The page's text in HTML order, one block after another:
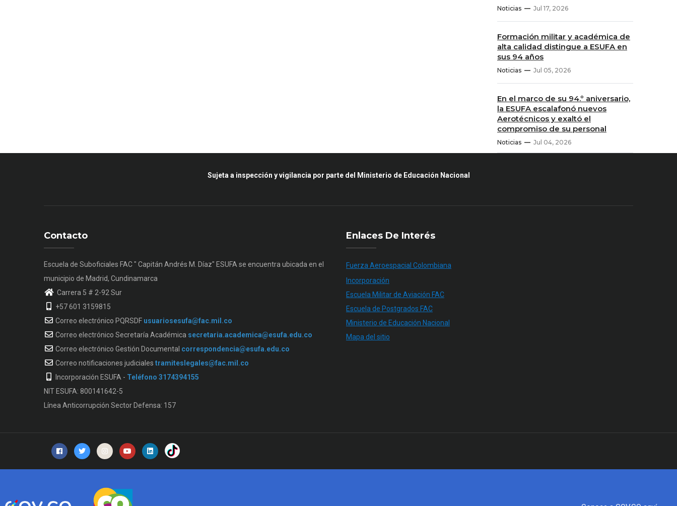
Noticias Jul 17, 2026
Formación militar y académica de
alta calidad distingue a ESUFA en
sus 94 años
Noticias Jul 05, 2026
En el marco de su 94.º aniversario,
la ESUFA escalafonó nuevos
Aerotécnicos y exaltó el
compromiso de su personal
Noticias Jul 04, 2026
Sujeta a inspección y vigilancia por parte del Ministerio de Educación Nacional
Contacto
Escuela de Suboficiales FAC " Capitán Andrés M. Díaz" ESUFA se encuentra ubicada en el
municipio de Madrid, Cundinamarca
Carrera 5 # 2-92 Sur
+57 601 3159815
Correo electrónico PQRSDF usuariosesufa@fac.mil.co
Correo electrónico Secretaría Académica secretaria.academica@esufa.edu.co
Correo electrónico Gestión Documental correspondencia@esufa.edu.co
Correo notificaciones judiciales tramiteslegales@fac.mil.co
Incorporación ESUFA - Teléfono 3174394155
NIT ESUFA: 800141642-5
Línea Anticorrupción Sector Defensa: 157
Enlaces De Interés
Fuerza Aeroespacial Colombiana
Incorporación
Escuela Militar de Aviación FAC
Escuela de Postgrados FAC
Ministerio de Educación Nacional
Mapa del sitio